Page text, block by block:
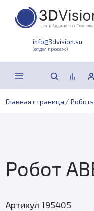
info@3dvision.su
(отдел продаж)
Главная страница /
Робот
Артикул 195405